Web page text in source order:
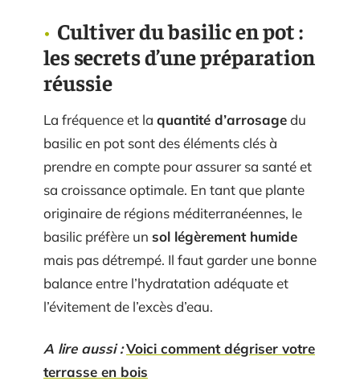
Cultiver du basilic en pot :
les secrets d’une préparation
réussie
La fréquence et la quantité d’arrosagedu
basilic en pot sont des éléments clés à
prendre en compte pour assurer sa santé et
sa croissance optimale. En tant que plante
originaire de régions méditerranéennes, le
basilic préfère un sol légèrement humide
mais pas détrempé. Il faut garder une bonne
balance entre l’hydratation adéquate et
l’évitement de l’excès d’eau.
A lire aussi :Voici comment dégriser votre
terrasse en bois